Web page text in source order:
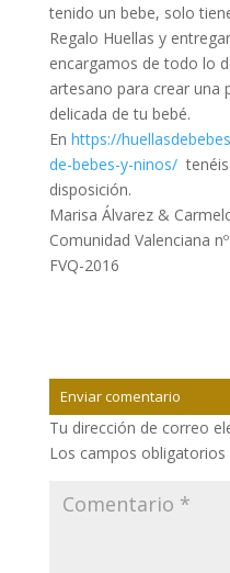
tenido un bebe, solo
Regalo Huellas y
encargamos de todo lo
artesano para crear una
delicada de tu bebé.
En https://
de-bebes-y-ninos/tenéis
disposición.
Marisa Álvarez &
Comunidad Valenciana
FVQ-2016
Enviar comentario
Tu dirección de correo
Los campos